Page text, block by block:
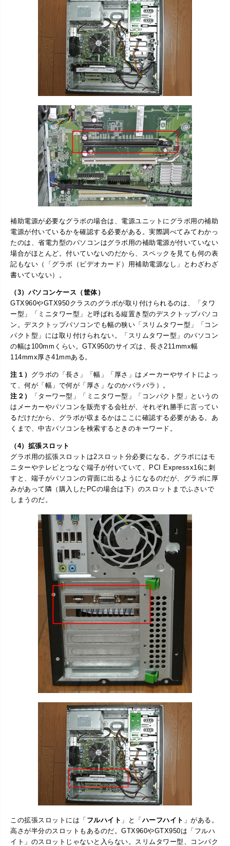
補助電源が必要なグラボの場合は、電源ユニットにグラボ用の補助
電源が付いているかを確認する必要がある。実際調べてみてわかっ
たのは、省電力型のパソコンはグラボ用の補助電源が付いていない
場合がほとんど。付いていないのだから、スペックを見ても何の表
記もない（「グラボ（ビデオカード）用補助電源なし」とわざわざ
書いていない）。
（3）パソコンケース（筐体）
GTX960やGTX950クラスのグラボが取り付けられるのは、「タワ
ー型」「ミニタワー型」と呼ばれる縦置き型のデスクトップパソコ
ン。デスクトップパソコンでも幅の狭い「スリムタワー型」「コン
パクト型」には取り付けられない。「スリムタワー型」のパソコン
の幅は100mmくらい。GTX950のサイズは、長さ211mmx幅
114mmx厚さ41mmある。
注１） グラボの「長さ」「幅」「厚さ」はメーカーやサイトによっ
て、何が「幅」で何が「厚さ」なのかバラバラ）。
注２）
「ターワー型」「ミニタワー型」「コンパクト型」というの
はメーカーやパソコンを販売する会社が、それぞれ勝手に言ってい
るだけだから、グラボが収まるかはここに確認する必要がある。あ
くまで、中古パソコンを検索するときのキーワード。
（4）拡張スロット
グラボ用の拡張スロットは2スロット分必要になる。グラボにはモ
ニターやテレビとつなぐ端子が付いていて、PCI Expressx16に刺
すと、端子がパソコンの背面に出るようになるのだが、グラボに厚
みがあって隣（購入したPCの場合は下）のスロットまでふさいで
しまうのだ。
この拡張スロットには「 フルハイト 」と「ハーフハイト 」がある。
高さが半分のスロットもあるのだ。GTX960やGTX950は「フルハ
イト」のスロットじゃないと入らない。スリムタワー型、コンパク